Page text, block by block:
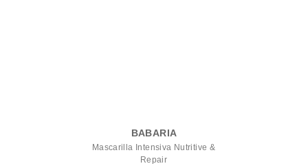
BABARIA
Mascarilla Intensiva Nutritive &
Repair